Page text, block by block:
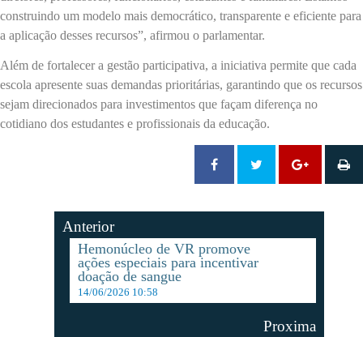
construindo um modelo mais democrático, transparente e eficiente para
a aplicação desses recursos”, afirmou o parlamentar.
Além de fortalecer a gestão participativa, a iniciativa permite que cada
escola apresente suas demandas prioritárias, garantindo que os recursos
sejam direcionados para investimentos que façam diferença no
cotidiano dos estudantes e profissionais da educação.
Anterior
Hemonúcleo de VR promove
ações especiais para incentivar
doação de sangue
14/06/2026 10:58
Proxima